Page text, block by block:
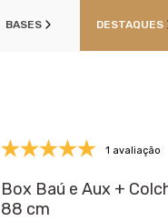
BASES DESTAQUES
1 avaliação
Box Baú e Aux +
88 cm